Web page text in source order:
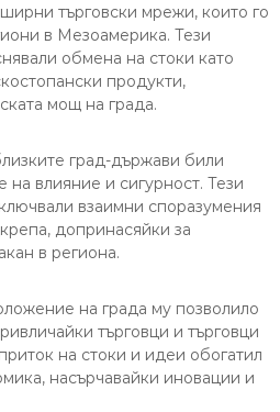
търговски мрежи, които го
в Мезоамерика. Тези
обмена на стоки като
продукти,
мощ на града.
град-държави били
влияние и сигурност. Тези
взаимни споразумения
допринасяйки за
в региона.
на града му позволило
търговци и търговци
на стоки и идеи обогатил
насърчавайки иновации и